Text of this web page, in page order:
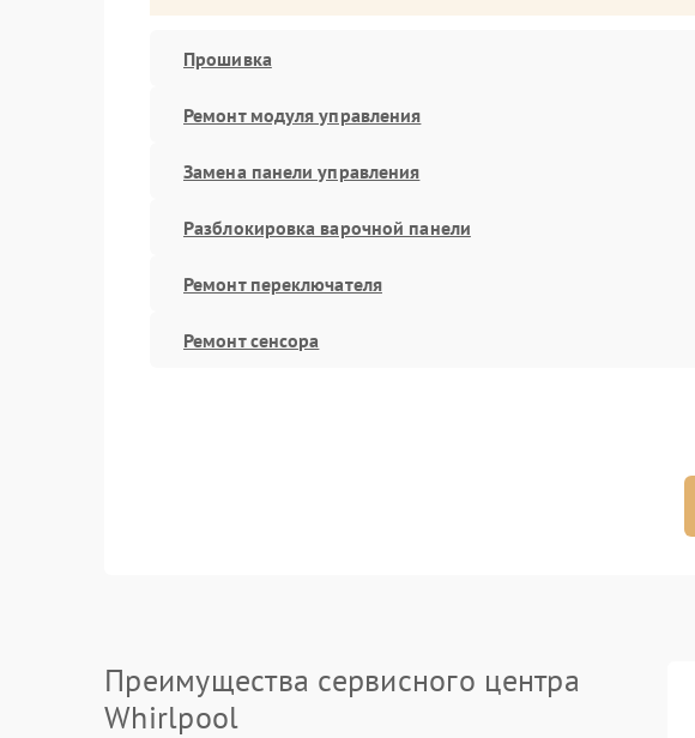
Прошивка
Ремонт модуля управления
Замена панели управления
Разблокировка варочной панели
Ремонт переключателя
Ремонт сенсора
Преимущества сервисного центра
Whirlpool